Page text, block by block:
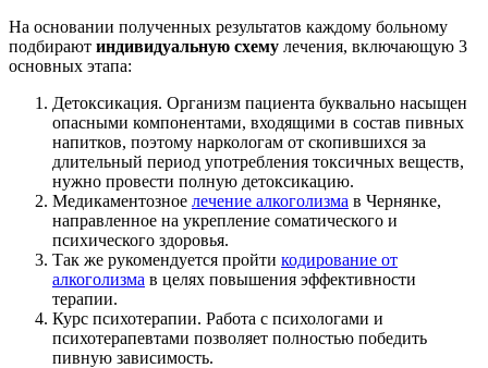
На основании полученных результатов каждому больному
подбирают индивидуальную схему лечения, включающую 3
основных этапа:
Детоксикация. Организм пациента буквально насыщен
опасными компонентами, входящими в состав пивных
напитков, поэтому наркологам от скопившихся за
длительный период употребления токсичных веществ,
нужно провести полную детоксикацию.
Медикаментозное лечение алкоголизма в Чернянке,
направленное на укрепление соматического и
психического здоровья.
Так же рукомендуется пройти кодирование от
алкоголизма в целях повышения эффективности
терапии.
Курс психотерапии. Работа с психологами и
психотерапевтами позволяет полностью победить
пивную зависимость.